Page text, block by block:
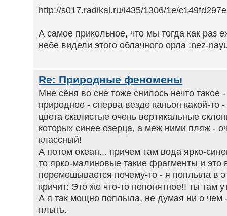
http://s017.radikal.ru/i435/1306/1e/
А самое прикольное, что мы тогда как раз
небе видели этого облачного орла :nez-
Re: Природные феномены
Мне сёня во сне тоже снилось нечто
природное - сперва везде каньон какой-то -
цвета скалистые очень вертикальные
которых синее озерца, а меж ними пляж -
классный!
А потом океан... причем там вода ярко-
то ярко-малиновые такие фрагменты и это
перемешывается почему-то - я поплыла в
кричит: Это же что-то непонятное!! ты там
А я так мощно поплыла, не думая ни о чем -
плыть.